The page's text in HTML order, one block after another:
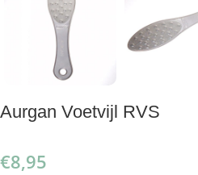
Aurgan Voetvijl RVS
€8,95